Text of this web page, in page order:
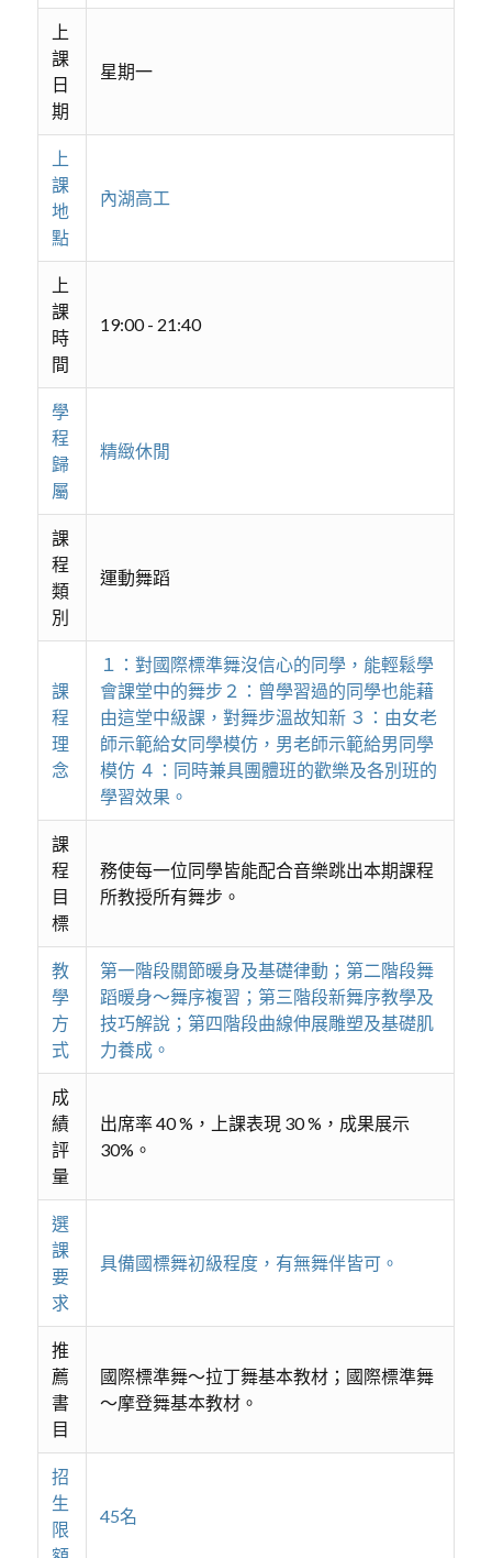
上
課
日
期
星期一
上
課
地
點
內湖高工
上
課
時
間
19:00 - 21:40
學
程
歸
屬
精緻休閒
課
程
類
別
運動舞蹈
課
程
理
念
１：對國際標準舞沒信心的同學，能輕鬆學
會課堂中的舞步２：曾學習過的同學也能藉
由這堂中級課，對舞步溫故知新 ３：由女老
師示範給女同學模仿，男老師示範給男同學
模仿 ４：同時兼具團體班的歡樂及各別班的
學習效果。
課
程
目
標
務使每一位同學皆能配合音樂跳出本期課程
所教授所有舞步。
教
學
方
式
第一階段關節暖身及基礎律動；第二階段舞
蹈暖身～舞序複習；第三階段新舞序教學及
技巧解說；第四階段曲線伸展雕塑及基礎肌
力養成。
成
績
評
量
出席率 40 %，上課表現 30 %，成果展示
30%。
選
課
要
求
具備國標舞初級程度，有無舞伴皆可。
推
薦
書
目
國際標準舞～拉丁舞基本教材；國際標準舞
～摩登舞基本教材。
招
生
限
45名